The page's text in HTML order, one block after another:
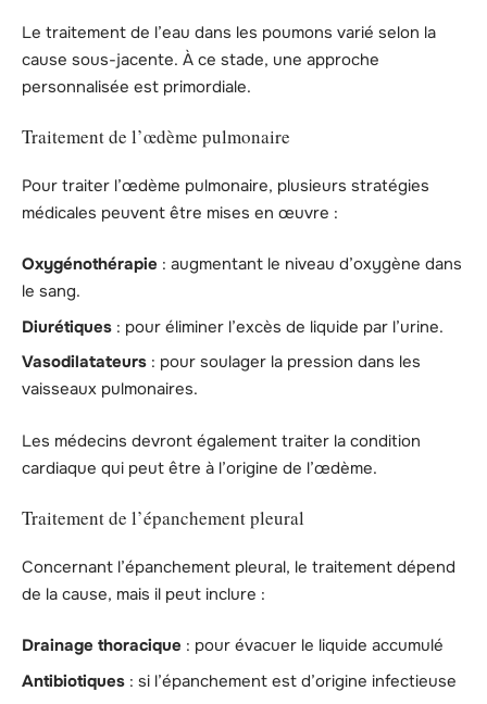
Le traitement de l’eau dans les poumons varié selon la
cause sous-jacente. À ce stade, une approche
personnalisée est primordiale.
Traitement de l’œdème pulmonaire
Pour traiter l’œdème pulmonaire, plusieurs stratégies
médicales peuvent être mises en œuvre :
Oxygénothérapie : augmentant le niveau d’oxygène dans
le sang.
Diurétiques : pour éliminer l’excès de liquide par l’urine.
Vasodilatateurs : pour soulager la pression dans les
vaisseaux pulmonaires.
Les médecins devront également traiter la condition
cardiaque qui peut être à l’origine de l’œdème.
Traitement de l’épanchement pleural
Concernant l’épanchement pleural, le traitement dépend
de la cause, mais il peut inclure :
Drainage thoracique : pour évacuer le liquide accumulé
Antibiotiques : si l’épanchement est d’origine infectieuse